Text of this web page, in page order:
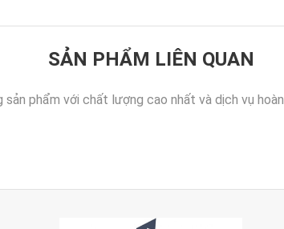
SẢN PHẨM LIÊN QUAN
sản phẩm với chất lượng cao nhất và dịch vụ